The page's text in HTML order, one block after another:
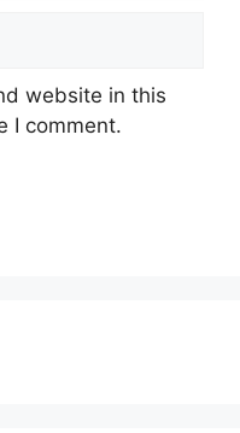
website in this
I comment.